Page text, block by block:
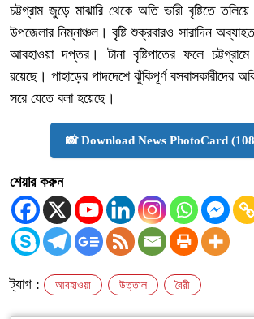
চট্টগ্রাম জুড়ে মাঝারি থেকে অতি ভারী বৃষ্টিতে
উপজেলার নিম্নাঞ্চল। বৃষ্টি শুক্রবারও সারাদিন
আবহাওয়া দপ্তর। টানা বৃষ্টিপাতের ফলে
রয়েছে। পাহাড়ের পাদদেশে ঝুঁকিপূর্ণ বসবাসকারীদের
সরে যেতে বলা হয়েছে।
📸 Download News PhotoCard
শেয়ার করুন
ট্যাগ : আবহাওয়া উত্তাল বৈরী